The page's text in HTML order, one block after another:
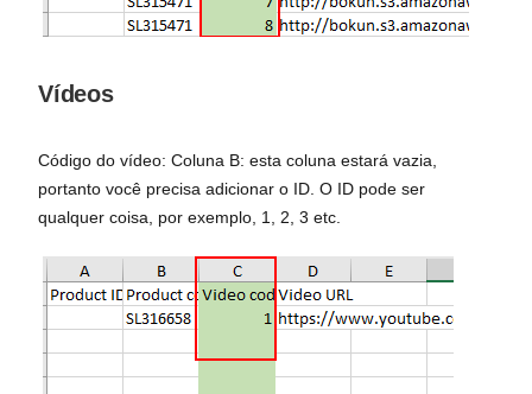
Vídeos
Código do vídeo: Coluna B: esta coluna estará vazia,
portanto você precisa adicionar o ID. O ID pode ser
qualquer coisa, por exemplo, 1, 2, 3 etc.